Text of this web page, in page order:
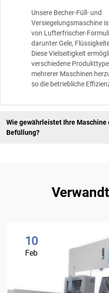
Unsere Becher-Füll- und
Versiegelungsmaschine
von Lufterfrischer-
darunter Gele,
Diese Vielseitigkeit
verschiedene
mehrerer Maschinen
so die betriebliche
Wie gewährleistet Ihre Maschine
Befüllung?
10
Feb